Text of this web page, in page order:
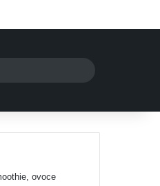
ovoce